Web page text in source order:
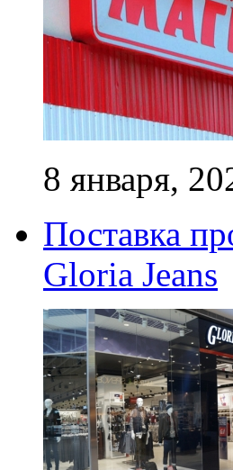
8 января,
Поставка
Gloria Jeans